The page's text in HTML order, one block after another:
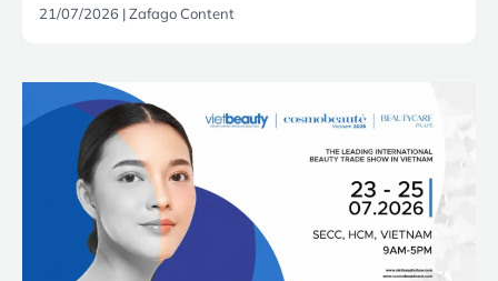
21/07/2026 |Zafago Content